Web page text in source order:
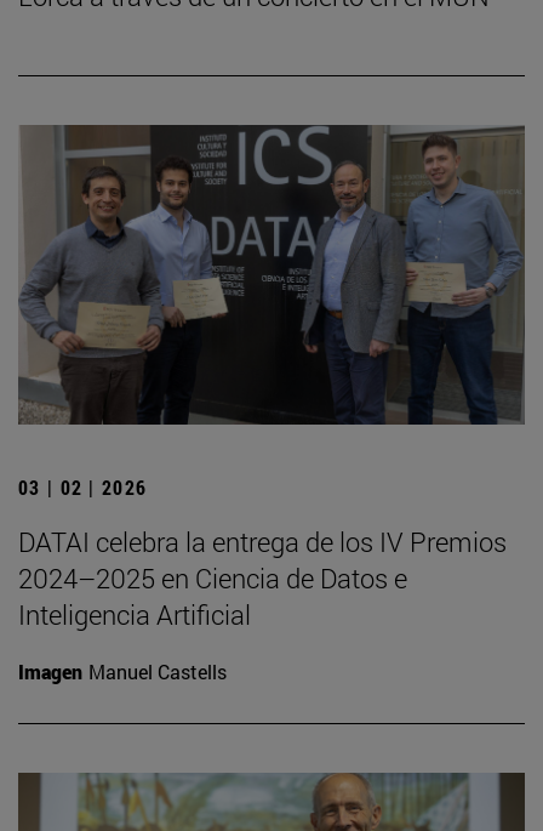
03 | 02 | 2026
DATAI celebra la entrega de los IV Premios
2024–2025 en Ciencia de Datos e
Inteligencia Artificial
Imagen Manuel Castells